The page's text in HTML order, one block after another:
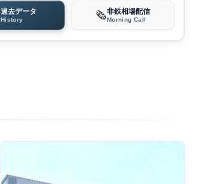
過去データ
History 🗞️非鉄相場配信
Morning Call